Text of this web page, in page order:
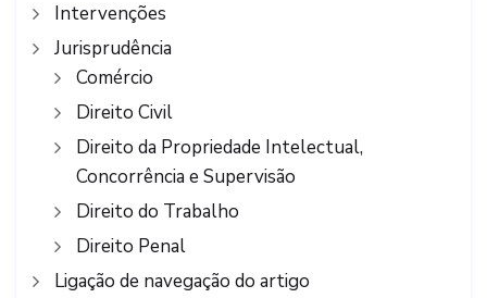
Intervenções
Jurisprudência
Comércio
Direito Civil
Direito da Propriedade Intelectual,
Concorrência e Supervisão
Direito do Trabalho
Direito Penal
Ligação de navegação do artigo